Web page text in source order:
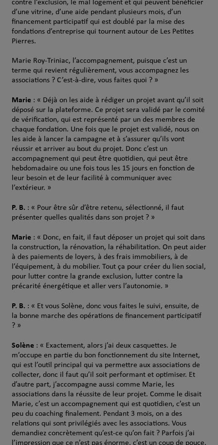
contre l’exclusion, le mal logement et qui peuvent bénéficier
d’une vitrine, d’une aide pendant plusieurs mois, d’un
financement participatif qui est doublé par la mise des
fondations d’entreprise qui tournent autour de Les Petites
Pierres.
Marie Roy-Triniac, l’accompagnement, puisque c’est un
terme qui revient régulièrement, vous accompagnez les
associations ? C’est-à-dire, vous faites quoi ? »
Marie : « Déjà on les aide à rédiger un projet avant qu’il soit
déposé sur la plateforme. Ce projet sera validé par le comité
de vérification, qui est représenté par un des membres de
chaque fondation. Une fois que le projet est validé, nous on
les aide à lancer la campagne et à s’assurer qu’ils vont
réussir et arriver au bout du projet. Donc c’est un
accompagnement qui peut être quotidien, qui peut être
hebdomadaire ou une fois tous les 15 jours en fonction de
leur besoin et de leur facilité à communiquer avec
l’extérieur. »
P. B. : « Pour être sûr d’être retenu, sélectionné, il faut
présenter quelles qualités dans son projet ? »
Marie: « Donc, en fait, il faut déposer un projet qui soit dans
la construction, la rénovation, la réhabilitation. On peut aider
à des paiements de loyers, à des frais immobiliers, à de
l’équipement, à du mobilier. Tout ça pour créer du lien social,
pour lutter contre la grande exclusion, lutter contre la
précarité énergétique et aller vers l’autonomie. »
P. B. : « Et vous Solène, donc vous faites le suivi, ensuite, de
la bonne marche des opérations de financement participatif
? »
Solène : « Exactement, alors j’ai deux casquettes. Je
m’occupe en partie du bon fonctionnement du site Internet,
qui est l’outil principal qui va permettre aux associations de
collecter, donc il faut qu’il soit performant et optimiser. Et
d’autre part, j’accompagne aussi comme Marie, les
associations dans la réussite de leur projet. Comme le disait
Marie, c’est un accompagnement qui est quotidien, c’est un
peu du coaching finalement. Pendant 3 mois, on a des
relations qui sont privilégiés avec les associations. Vous
demandiez concrètement qu’est-ce qu’on fait ? Parfois j’ai
l’impression que ce n’est pas énorme, c’est un coup de pouce,